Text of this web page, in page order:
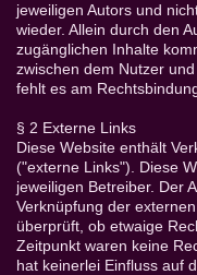
jeweiligen Autors und
wieder. Allein durch den
zugänglichen Inhalte
zwischen dem Nutzer
fehlt es am
§ 2 Externe Links
Diese Website enthält
("externe Links"). Diese
jeweiligen Betreiber. Der
Verknüpfung der
überprüft, ob etwaige
Zeitpunkt waren keine
hat keinerlei Einfluss auf